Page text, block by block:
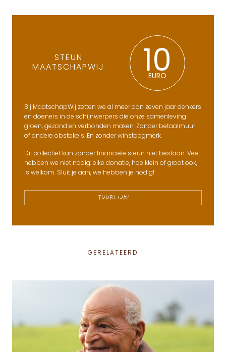
STEUN
MAATSCHAPWIJ
10
EURO
Bij MaatschapWij zetten we al meer dan zeven jaar denkers
en doeners in de schijnwerpers die onze samenleving
groen, gezond en verbonden maken. Zonder betaalmuur
of andere obstakels. En zonder winstoogmerk.
Dit collectief kan zonder financiële steun niet bestaan. Veel
hebben we niet nodig: elke donatie, hoe klein of groot ook,
is welkom. Sluit je aan, we hebben je nodig!
TUURLIJK!
GERELATEERD